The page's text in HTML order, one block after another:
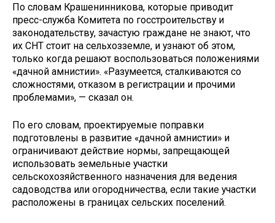
По словам Крашенинникова, которые приводит
пресс-служба Комитета по госстроительству и
законодательству, зачастую граждане не знают, что
их СНТ стоит на сельхозземле, и узнают об этом,
только когда решают воспользоваться положениями
«дачной амнистии». «Разумеется, сталкиваются со
сложностями, отказом в регистрации и прочими
проблемами», — сказал он.
По его словам, проектируемые поправки
подготовлены в развитие «дачной амнистии» и
ограничивают действие нормы, запрещающей
использовать земельные участки
сельскохозяйственного назначения для ведения
садоводства или огородничества, если такие участки
расположены в границах сельских поселений.